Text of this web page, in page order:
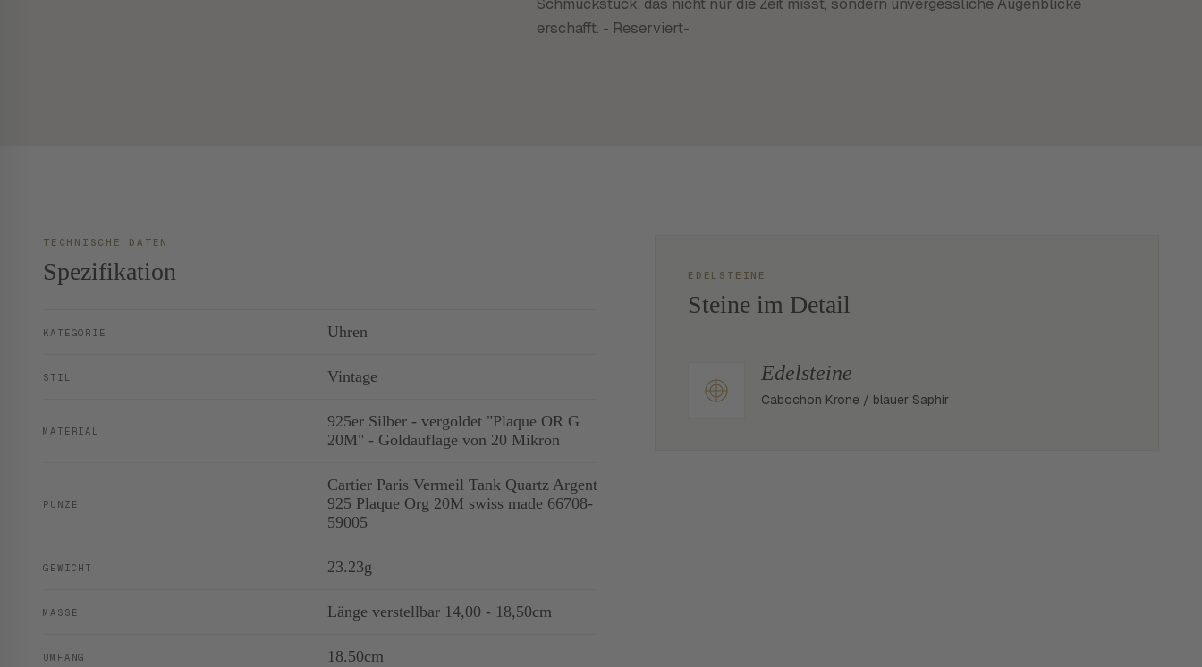
erschafft. - Reserviert-
TECHNISCHE DATEN
Spezifikation
KATEGORIE Uhren
STIL Vintage
MATERIAL
925er Silber - vergoldet "Plaque OR G
20M" - Goldauflage von 20 Mikron
PUNZE
Cartier Paris Vermeil Tank Quartz Argent
925 Plaque Org 20M swiss made 66708-
59005
GEWICHT 23.23g
MASSE Länge verstellbar 14,00 - 18,50cm
UMFANG 18.50cm
EDELSTEINE
Steine im Detail
Edelsteine
Cabochon Krone / blauer Saphir